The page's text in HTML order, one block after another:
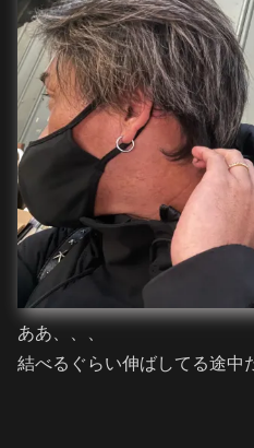
ああ、、、
結べるぐらい伸ばしてる途中